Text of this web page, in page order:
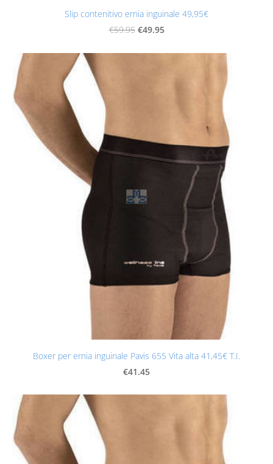
Slip contenitivo ernia inguinale 49,95€
€59.95 €49.95
Boxer per ernia inguinale Pavis 655 Vita alta 41,45€ T.I.
€41.45